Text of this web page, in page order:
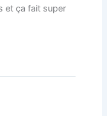
et ça fait super